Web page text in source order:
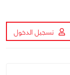
تسجيل الدخول